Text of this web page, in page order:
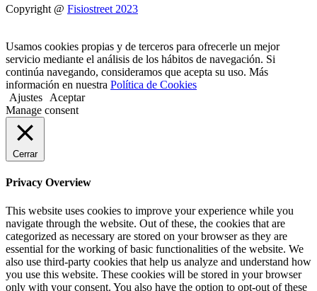
Copyright @ Fisiostreet 2023
Usamos cookies propias y de terceros para ofrecerle un mejor
servicio mediante el análisis de los hábitos de navegación. Si
continúa navegando, consideramos que acepta su uso. Más
información en nuestra Política de Cookies
Ajustes
Aceptar
Manage consent
Cerrar
Privacy Overview
This website uses cookies to improve your experience while you
navigate through the website. Out of these, the cookies that are
categorized as necessary are stored on your browser as they are
essential for the working of basic functionalities of the website. We
also use third-party cookies that help us analyze and understand how
you use this website. These cookies will be stored in your browser
only with your consent. You also have the option to opt-out of these